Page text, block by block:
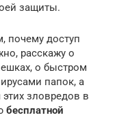
защиты.
почему доступ
расскажу о
о быстром
папок, а
зловредов в
бесплатной